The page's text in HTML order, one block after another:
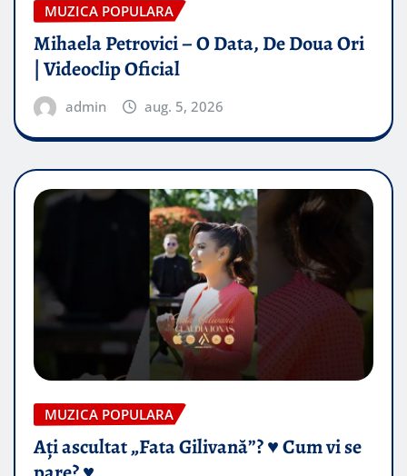
MUZICA POPULARA
Mihaela Petrovici – O Data, De Doua Ori
| Videoclip Oficial
admin aug. 5, 2026
MUZICA POPULARA
Ați ascultat „Fata Gilivană”? ♥️ Cum vi se